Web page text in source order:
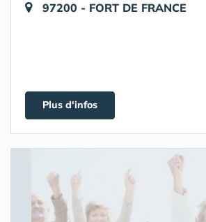
97200 - FORT DE FRANCE
Plus d'infos